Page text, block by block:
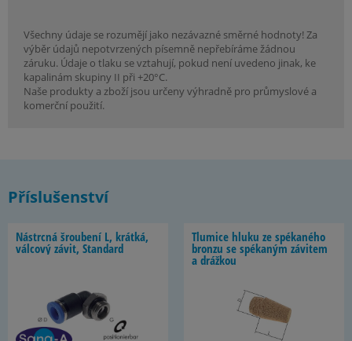
Všechny údaje se rozumějí jako nezávazné směrné hodnoty! Za
výběr údajů nepotvrzených písemně nepřebíráme žádnou
záruku. Údaje o tlaku se vztahují, pokud není uvedeno jinak, ke
kapalinám skupiny II při +20°C.
Naše produkty a zboží jsou určeny výhradně pro průmyslové a
komerční použití.
Příslušenství
Ná­strcná šrou­bení L, krátká,
vál­cový závit, Stan­dard
Tlu­mice hluku ze spé­ka­ného
bronzu se spé­ka­ným zá­vi­tem
a dráž­kou